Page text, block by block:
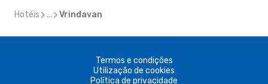
Hotéis ... Vrindavan
Termos e condições
Utilização de cookies
Política de privacidade